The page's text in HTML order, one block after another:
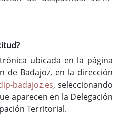
ubicada en la página
de Badajoz, en la dirección
badajoz.es, seleccionando
aparecen en la Delegación
Territorial.